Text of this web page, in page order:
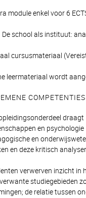
module enkel voor 6
De school als instituut:
cursusmateriaal
leermateriaal wordt
COMPETENTIES
en psychologie
en
en deze kritisch
verwerven inzicht in
studiegebieden
de relatie tussen